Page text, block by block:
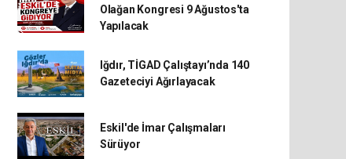
Olağan Kongresi 9 Ağustos'ta
Yapılacak
Iğdır, TİGAD Çalıştayı’nda 140
Gazeteciyi Ağırlayacak
Eskil'de İmar Çalışmaları
Sürüyor